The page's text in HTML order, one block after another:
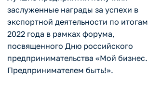
заслуженные награды за успехи в
экспортной деятельности по итогам
2022 года в рамках форума,
посвященного Дню российского
предпринимательства «Мой бизнес.
Предпринимателем быть!».